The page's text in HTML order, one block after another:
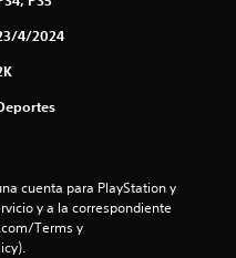
l
a
4/2024
cuenta para PlayStation y
y a la correspondiente
Terms y